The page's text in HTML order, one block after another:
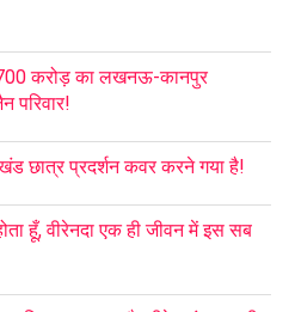
करोड़ का लखनऊ-कानपुर
परिवार!
छात्र प्रदर्शन कवर करने गया है!
हूँ, वीरेनदा एक ही जीवन में इस सब